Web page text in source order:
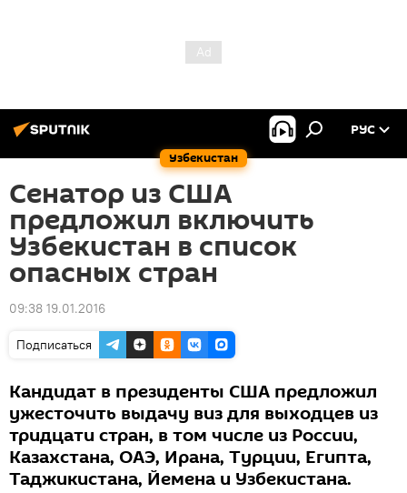
Узбекистан
РУС
Сенатор из США
предложил включить
Узбекистан в список
опасных стран
09:38 19.01.2016
Подписаться
Кандидат в президенты США предложил
ужесточить выдачу виз для выходцев из
тридцати стран, в том числе из России,
Казахстана, ОАЭ, Ирана, Турции, Египта,
Таджикистана, Йемена и Узбекистана.